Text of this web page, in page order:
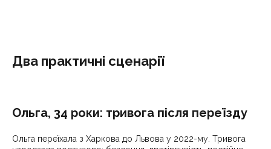
Два практичні сценарії
Ольга, 34 роки: тривога після переїзду
Ольга переїхала з Харкова до Львова у 2022-му. Тривога